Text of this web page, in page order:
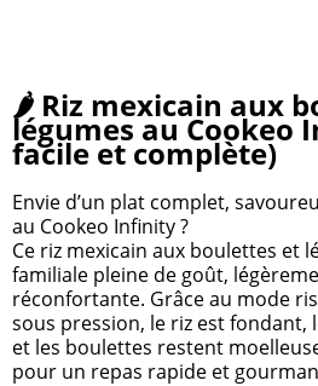
🌶️ Riz mexicain aux
légumes au Cookeo
facile et complète)
Envie d’un plat complet,
au Cookeo Infinity ?
Ce riz mexicain aux boulettes et
familiale pleine de goût,
réconfortante. Grâce au mode
sous pression, le riz est fondant,
et les boulettes restent
pour un repas rapide et